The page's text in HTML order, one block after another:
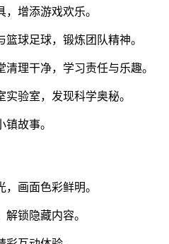
增添游戏欢乐。
球足球，锻炼团队精神。
理干净，学习责任与乐趣。
验室，发现科学奥秘。
故事。
画面色彩鲜明。
锁隐藏内容。